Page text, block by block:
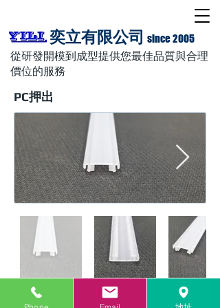
奕立有限公司 since 2005
從研發開模到成型提供您最佳品質與合理
價位的服務
PC押出
燈罩下座